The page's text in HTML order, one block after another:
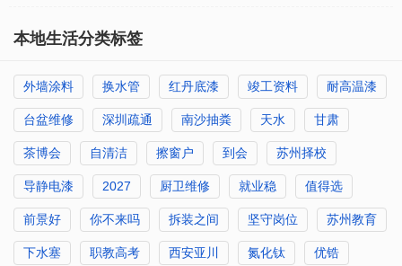
本地生活分类标签
外墙涂料 换水管 红丹底漆 竣工资料 耐高温漆
台盆维修 深圳疏通 南沙抽粪 天水 甘肃
茶博会 自清洁 擦窗户 到会 苏州择校
导静电漆 2027 厨卫维修 就业稳 值得选
前景好 你不来吗 拆装之间 坚守岗位 苏州教育
下水塞 职教高考 西安亚川 氮化钛 优锆